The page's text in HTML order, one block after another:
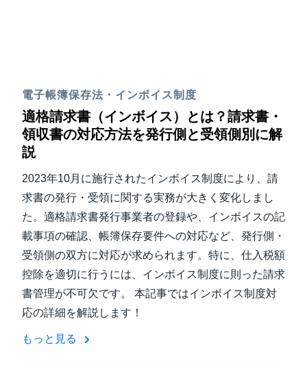
電子帳簿保存法・インボイス制度
適格請求書（インボイス）とは？請求書・
領収書の対応方法を発行側と受領側別に解
説
2023年10月に施行されたインボイス制度により、請
求書の発行・受領に関する実務が大きく変化しまし
た。適格請求書発行事業者の登録や、インボイスの記
載事項の確認、帳簿保存要件への対応など、発行側・
受領側の双方に対応が求められます。特に、仕入税額
控除を適切に行うには、インボイス制度に則った請求
書管理が不可欠です。 本記事ではインボイス制度対
応の詳細を解説します！
もっと見る